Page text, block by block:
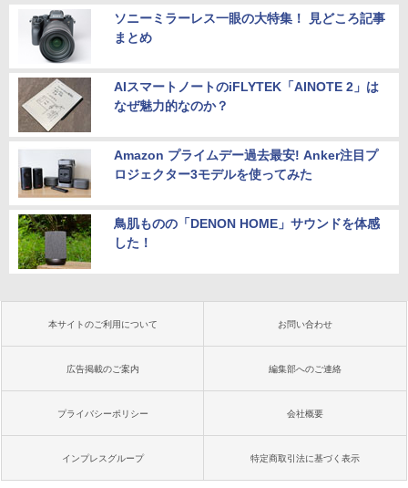
ソニーミラーレス一眼の大特集！ 見どころ記事
まとめ
AIスマートノートのiFLYTEK「AINOTE 2」は
なぜ魅力的なのか？
Amazon プライムデー過去最安! Anker注目プ
ロジェクター3モデルを使ってみた
鳥肌ものの「DENON HOME」サウンドを体感
した！
本サイトのご利用について お問い合わせ
広告掲載のご案内 編集部へのご連絡
プライバシーポリシー 会社概要
インプレスグループ 特定商取引法に基づく表示